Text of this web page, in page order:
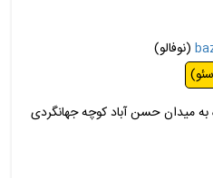
(نوفالو)
میدان حسن آباد کوچه جهانگردی